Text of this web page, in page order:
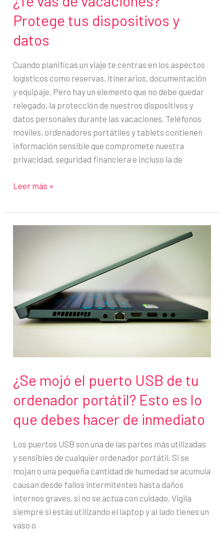
Protege tus dispositivos y
datos
Cuando planificas un viaje te centras en los aspectos
logísticos como reservas, itinerarios, documentación
y equipaje. Pero hay un elemento que no debe quedar
relegado, la protección de nuestros dispositivos y
datos personales durante las vacaciones. Teléfonos
móviles, ordenadores portátiles y tablets contienen
información sensible que compromete nuestra
privacidad, seguridad financiera e incluso la de
¿Te
de
vacaciones?
datos
Leer más »
¿Se mojó el puerto USB de tu
ordenador portátil? Esto es lo
que debes hacer de inmediato
Los puertos USB son una de las partes más utilizadas
y sensibles de cualquier ordenador portátil. Si se
mojan o una pequeña cantidad de humedad se acumula
causan desde fallos intermitentes hasta daños
internos graves, si no se actúa con cuidado. Vigila
siempre si estás utilizando el laptop y al lado tienes un
vaso o